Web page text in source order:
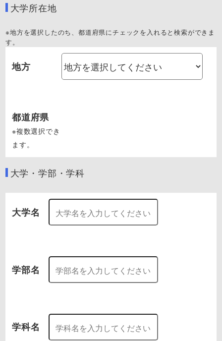
大学所在地
※地方を選択したのち、都道府県にチェックを入れると検索ができま
す。
地方
都道府県
※複数選択でき
ます。
大学・学部・学科
大学名
学部名
学科名